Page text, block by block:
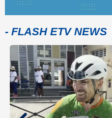
- FLASH ETV NEWS